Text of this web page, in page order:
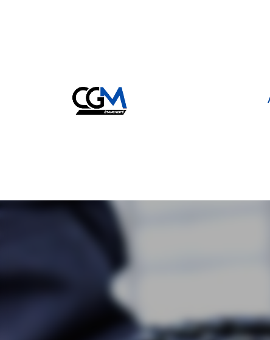
CGM
ETANCHÉITÉ